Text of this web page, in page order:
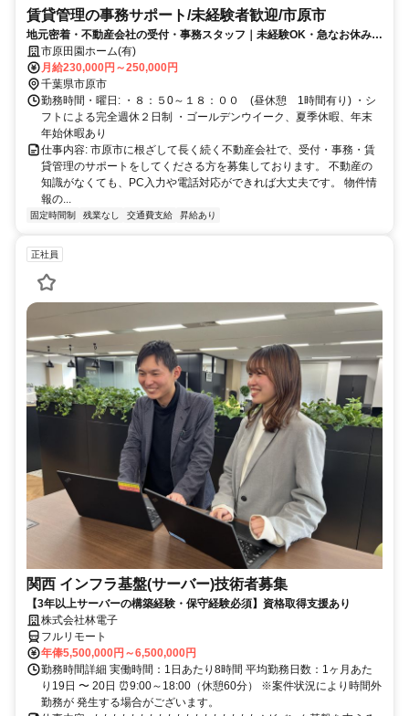
賃貸管理の事務サポート/未経験者歓迎/市原市
地元密着・不動産会社の受付・事務スタッフ｜未経験OK・急なお休みも
相談可
市原田園ホーム(有)
月給230,000円～250,000円
千葉県市原市
勤務時間・曜日: ・８：５0～１８：００ (昼休憩 1時間有り) ・シ
フトによる完全週休２日制 ・ゴールデンウイーク、夏季休暇、年末
年始休暇あり
仕事内容: 市原市に根ざして長く続く不動産会社で、受付・事務・賃
貸管理のサポートをしてくださる方を募集しております。 不動産の
知識がなくても、PC入力や電話対応ができれば大丈夫です。 物件情
報の...
固定時間制 残業なし 交通費支給 昇給あり
正社員
関西 インフラ基盤(サーバー)技術者募集
【3年以上サーバーの構築経験・保守経験必須】資格取得支援あり
株式会社林電子
フルリモート
年俸5,500,000円～6,500,000円
勤務時間詳細 実働時間：1日あたり8時間 平均勤務日数：1ヶ月あた
り19日 〜 20日 ⏰9:00～18:00（休憩60分） ※案件状況により時間外
勤務が 発生する場合がございます。